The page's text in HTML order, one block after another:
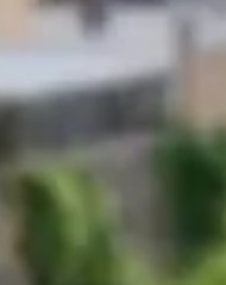
Weimar